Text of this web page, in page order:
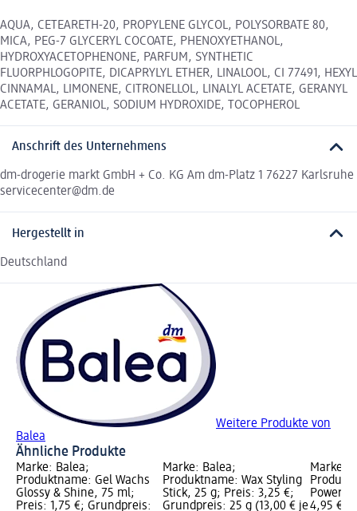
AQUA, CETEARETH-20, PROPYLENE GLYCOL, POLYSORBATE 80,
MICA, PEG-7 GLYCERYL COCOATE, PHENOXYETHANOL,
HYDROXYACETOPHENONE, PARFUM, SYNTHETIC
FLUORPHLOGOPITE, DICAPRYLYL ETHER, LINALOOL, CI 77491, HEXYL
CINNAMAL, LIMONENE, CITRONELLOL, LINALYL ACETATE, GERANYL
ACETATE, GERANIOL, SODIUM HYDROXIDE, TOCOPHEROL
Anschrift des Unternehmens
dm-drogerie markt GmbH + Co. KG Am dm-Platz 1 76227 Karlsruhe
servicecenter@dm.de
Hergestellt in
Deutschland
Weitere Produkte von
Balea
Ähnliche Produkte
Marke: Balea;
Produktname: Gel Wachs
Glossy & Shine, 75 ml;
Preis: 1,75 €; Grundpreis:
Marke: Balea;
Produktname: Wax Styling
Stick, 25 g; Preis: 3,25 €;
Grundpreis: 25 g (13,00 € je
Marke:
Power
4,95 €;